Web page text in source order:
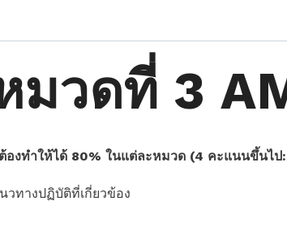
มวดที่ 3
ต้องทำให้ได้ 80% ในแต่ละหมวด (4 คะแนนขึ้นไป
วทางปฏิบัติที่เกี่ยวข้อง